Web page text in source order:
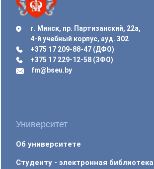
г. Минск, пр. Партизанский, 22а,
4-й учебный корпус, ауд. 302
+375 17 209-88-47 (ДФО)
+375 17 229-12-58 (ЗФО)
fm@bseu.by
Университет
Об университете
Студенту - электронная библиотека